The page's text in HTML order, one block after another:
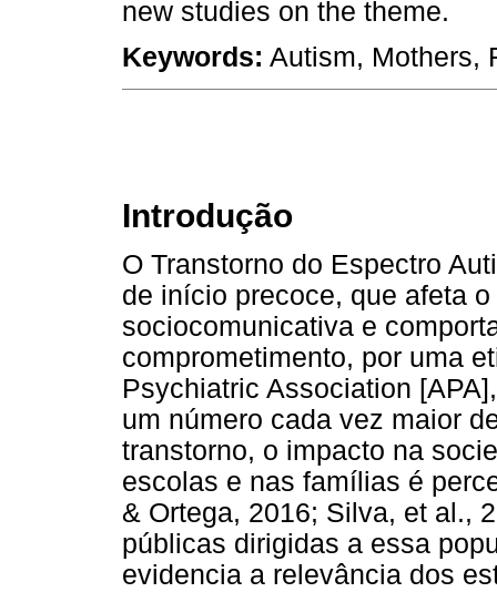
new studies on the theme.
Keywords: Autism, Mothers,
Introdução
O Transtorno do Espectro
de início precoce, que afeta
sociocomunicativa e
comprometimento, por uma
Psychiatric Association
um número cada vez maior
transtorno, o impacto na
escolas e nas famílias é
& Ortega, 2016; Silva, et al.,
públicas dirigidas a essa
evidencia a relevância dos